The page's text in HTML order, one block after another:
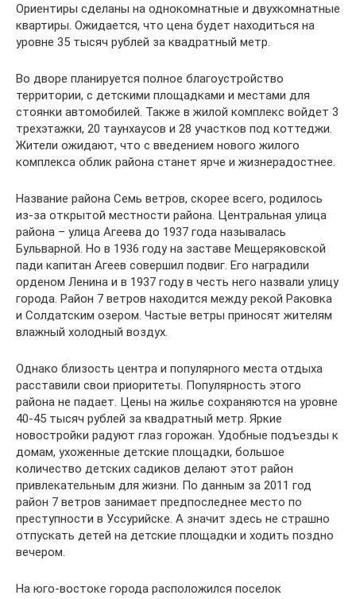
Ориентиры сделаны на однокомнатные и двухкомнатные
квартиры. Ожидается, что цена будет находиться на
уровне 35 тысяч рублей за квадратный метр.
Во дворе планируется полное благоустройство
территории, с детскими площадками и местами для
стоянки автомобилей. Также в жилой комплекс войдет 3
трехэтажки, 20 таунхаусов и 28 участков под коттеджи.
Жители ожидают, что с введением нового жилого
комплекса облик района станет ярче и жизнерадостнее.
Название района Семь ветров, скорее всего, родилось
из-за открытой местности района. Центральная улица
района – улица Агеева до 1937 года называлась
Бульварной. Но в 1936 году на заставе Мещеряковской
пади капитан Агеев совершил подвиг. Его наградили
орденом Ленина и в 1937 году в честь него назвали улицу
города. Район 7 ветров находится между рекой Раковка
и Солдатским озером. Частые ветры приносят жителям
влажный холодный воздух.
Однако близость центра и популярного места отдыха
расставили свои приоритеты. Популярность этого
района не падает. Цены на жилье сохраняются на уровне
40-45 тысяч рублей за квадратный метр. Яркие
новостройки радуют глаз горожан. Удобные подъезды к
домам, ухоженные детские площадки, большое
количество детских садиков делают этот район
привлекательным для жизни. По данным за 2011 год
район 7 ветров занимает предпоследнее место по
преступности в Уссурийске. А значит здесь не страшно
отпускать детей на детские площадки и ходить поздно
вечером.
На юго-востоке города расположился поселок